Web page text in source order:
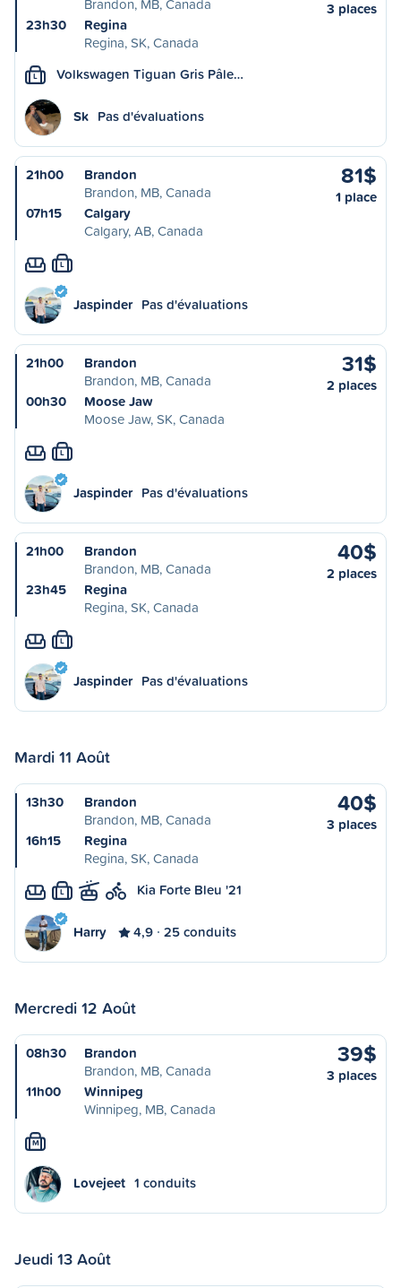
Brandon, MB, Canada
23h30
Regina
Regina, SK, Canada
3 places
L Volkswagen Tiguan Gris Pâle…
Sk Pas d'évaluations
21h00
Brandon
Brandon, MB, Canada
07h15
Calgary
Calgary, AB, Canada
81$
1 place
L
Jaspinder Pas d'évaluations
21h00
Brandon
Brandon, MB, Canada
00h30
Moose Jaw
Moose Jaw, SK, Canada
31$
2 places
L
Jaspinder Pas d'évaluations
21h00
Brandon
Brandon, MB, Canada
23h45
Regina
Regina, SK, Canada
40$
2 places
L
Jaspinder Pas d'évaluations
Mardi 11 Août
13h30
Brandon
Brandon, MB, Canada
16h15
Regina
Regina, SK, Canada
40$
3 places
L Kia Forte Bleu '21
Harry 4,9 25 conduits
Mercredi 12 Août
08h30
Brandon
Brandon, MB, Canada
11h00
Winnipeg
Winnipeg, MB, Canada
39$
3 places
M
Lovejeet 1 conduits
Jeudi 13 Août